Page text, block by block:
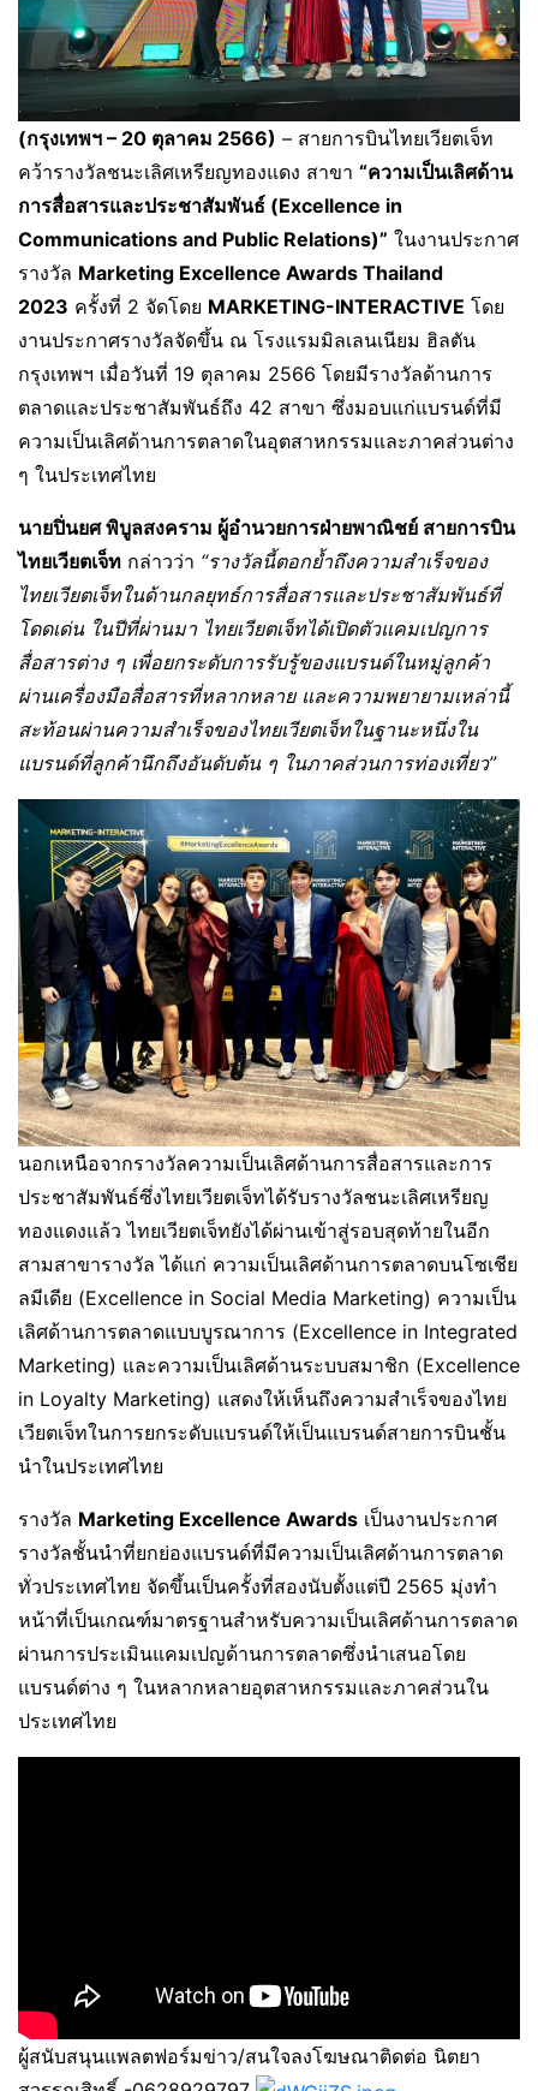
(กรุงเทพฯ – 20 ตุลาคม 2566) – สายการบินไทยเวียตเจ็ท
คว้ารางวัลชนะเลิศเหรียญทองแดง สาขา “ความเป็นเลิศด้าน
การสื่อสารและประชาสัมพันธ์ (Excellence in
Communications and Public Relations)” ในงานประกาศ
รางวัล Marketing Excellence Awards Thailand
2023 ครั้งที่ 2 จัดโดย MARKETING-INTERACTIVE โดย
งานประกาศรางวัลจัดขึ้น ณ โรงแรมมิลเลนเนียม ฮิลตัน
กรุงเทพฯ เมื่อวันที่ 19 ตุลาคม 2566 โดยมีรางวัลด้านการ
ตลาดและประชาสัมพันธ์ถึง 42 สาขา ซึ่งมอบแก่แบรนด์ที่มี
ความเป็นเลิศด้านการตลาดในอุตสาหกรรมและภาคส่วนต่าง
ๆ ในประเทศไทย
นายปิ่นยศ พิบูลสงคราม ผู้อำนวยการฝ่ายพาณิชย์ สายการบิน
ไทยเวียตเจ็ท กล่าวว่า “รางวัลนี้ตอกย้ำถึงความสำเร็จของ
ไทยเวียตเจ็ทในด้านกลยุทธ์การสื่อสารและประชาสัมพันธ์ที่
โดดเด่น ในปีที่ผ่านมา ไทยเวียตเจ็ทได้เปิดตัวแคมเปญการ
สื่อสารต่าง ๆ เพื่อยกระดับการรับรู้ของแบรนด์ในหมู่ลูกค้า
ผ่านเครื่องมือสื่อสารที่หลากหลาย และความพยายามเหล่านี้
สะท้อนผ่านความสำเร็จของไทยเวียตเจ็ทในฐานะหนึ่งใน
แบรนด์ที่ลูกค้านึกถึงอันดับต้น ๆ ในภาคส่วนการท่องเที่ยว”
นอกเหนือจากรางวัลความเป็นเลิศด้านการสื่อสารและการ
ประชาสัมพันธ์ซึ่งไทยเวียตเจ็ทได้รับรางวัลชนะเลิศเหรียญ
ทองแดงแล้ว ไทยเวียตเจ็ทยังได้ผ่านเข้าสู่รอบสุดท้ายในอีก
สามสาขารางวัล ได้แก่ ความเป็นเลิศด้านการตลาดบนโซเชีย
ลมีเดีย (Excellence in Social Media Marketing) ความเป็น
เลิศด้านการตลาดแบบบูรณาการ (Excellence in Integrated
Marketing) และความเป็นเลิศด้านระบบสมาชิก (Excellence
in Loyalty Marketing) แสดงให้เห็นถึงความสำเร็จของไทย
เวียตเจ็ทในการยกระดับแบรนด์ให้เป็นแบรนด์สายการบินชั้น
นำในประเทศไทย
รางวัล Marketing Excellence Awards เป็นงานประกาศ
รางวัลชั้นนำที่ยกย่องแบรนด์ที่มีความเป็นเลิศด้านการตลาด
ทั่วประเทศไทย จัดขึ้นเป็นครั้งที่สองนับตั้งแต่ปี 2565 มุ่งทำ
หน้าที่เป็นเกณฑ์มาตรฐานสำหรับความเป็นเลิศด้านการตลาด
ผ่านการประเมินแคมเปญด้านการตลาดซึ่งนำเสนอโดย
แบรนด์ต่าง ๆ ในหลากหลายอุตสาหกรรมและภาคส่วนใน
ประเทศไทย
ผู้สนับสนุนแพลตฟอร์มข่าว/สนใจลงโฆษณาติดต่อ นิตยา